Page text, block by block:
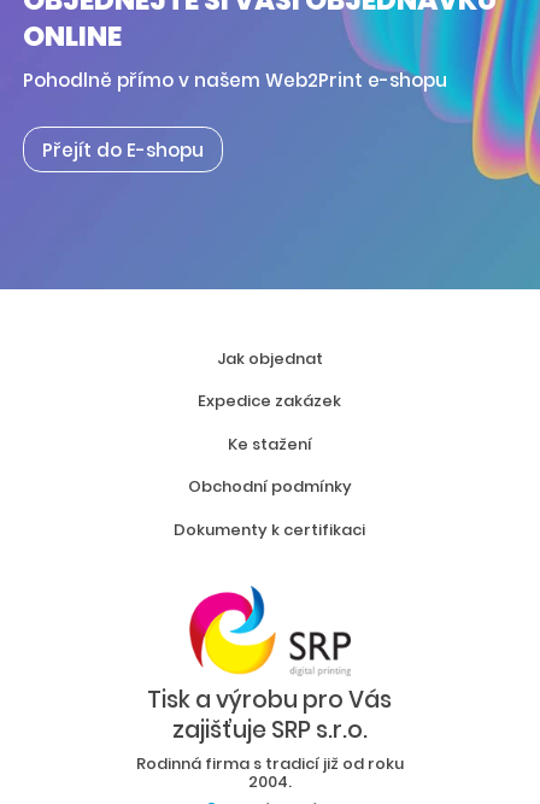
ONLINE
Pohodlně přímo v našem Web2Print e-shopu
Přejít do E-shopu
Jak objednat
Expedice zakázek
Ke stažení
Obchodní podmínky
Dokumenty k certifikaci
Tisk a výrobu pro Vás
zajišťuje SRP s.r.o.
Rodinná firma s tradicí již od roku
2004.